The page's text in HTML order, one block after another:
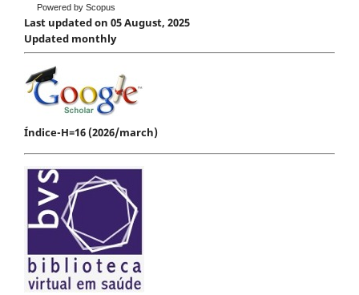
Powered by Scopus
Last updated on 05 August, 2025
Updated monthly
Índice-H=16 (2026/march)